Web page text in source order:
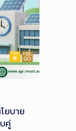
ยบาย
คู่